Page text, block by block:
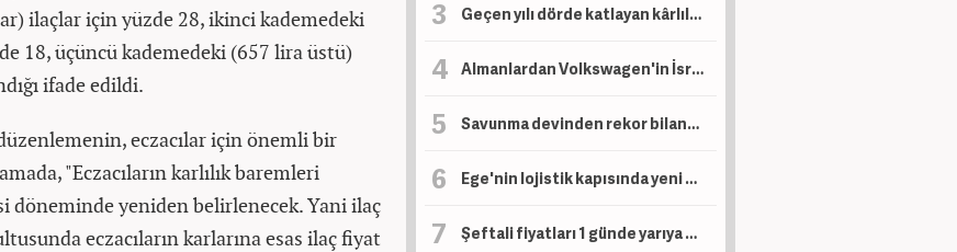
ilaçlar için yüzde 28, ikinci kademedeki
18, üçüncü kademedeki (657 lira üstü)
ifade edildi.
eczacılar için önemli bir
"Eczacıların karlılık baremleri
döneminde yeniden belirlenecek. Yani ilaç
eczacıların karlarına esas ilaç fiyat
Geçen yılı dörde katlayan kârlılık! Tüpraş 6 ayda 49,8 milyar TL kâr açıkladı
Almanlardan Volkswagen'in İsrailli Rafael ile üretim planına tepki
Savunma devinden rekor bilanço! 6 aylık net kâr 14,4 milyar lirayı aştı
Ege'nin lojistik kapısında yeni dönem: İzmir Limanı modernizasyonla devleşecek
Şeftali fiyatları 1 günde yarıya düştü